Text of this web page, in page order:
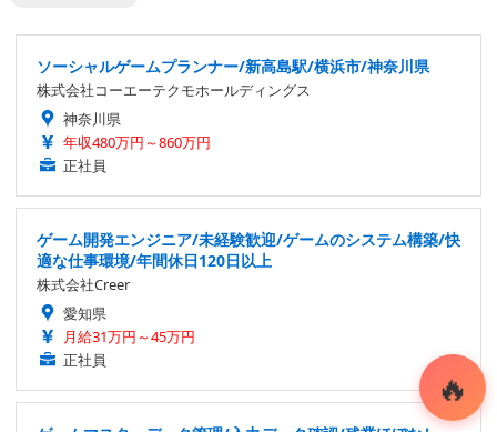
ソーシャルゲームプランナー/新高島駅/横浜市/神奈川県
株式会社コーエーテクモホールディングス
神奈川県
年収480万円～860万円
正社員
ゲーム開発エンジニア/未経験歓迎/ゲームのシステム構築/快
適な仕事環境/年間休日120日以上
株式会社Creer
愛知県
月給31万円～45万円
正社員